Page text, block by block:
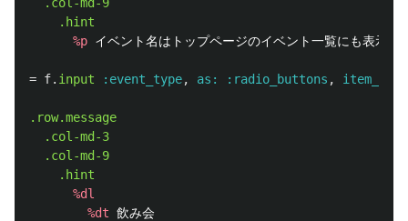
.hint
%p イベント名はトップページのイベント一覧にも表示さ
= f. input :event_type, as: :radio_buttons ,
.row.message
.col-md-3
.col-md-9
.hint
%dl
%dt 飲み会